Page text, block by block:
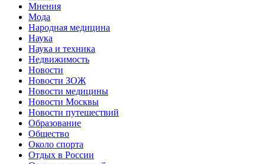
Мнения
Мода
Народная медицина
Наука
Наука и техника
Недвижимость
Новости
Новости ЗОЖ
Новости медицины
Новости Москвы
Новости путешествий
Образование
Общество
Около спорта
Отдых в России